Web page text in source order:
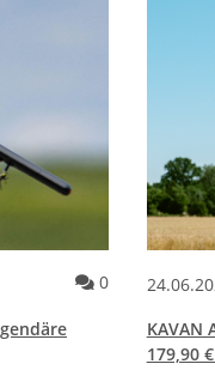
0Kommentare
KAVAN
179,90